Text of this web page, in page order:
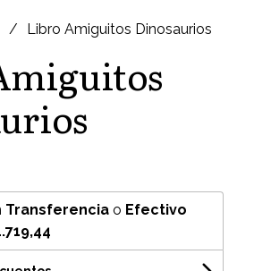
Libro Amiguitos Dinosaurios
Transferenciao Efectivo